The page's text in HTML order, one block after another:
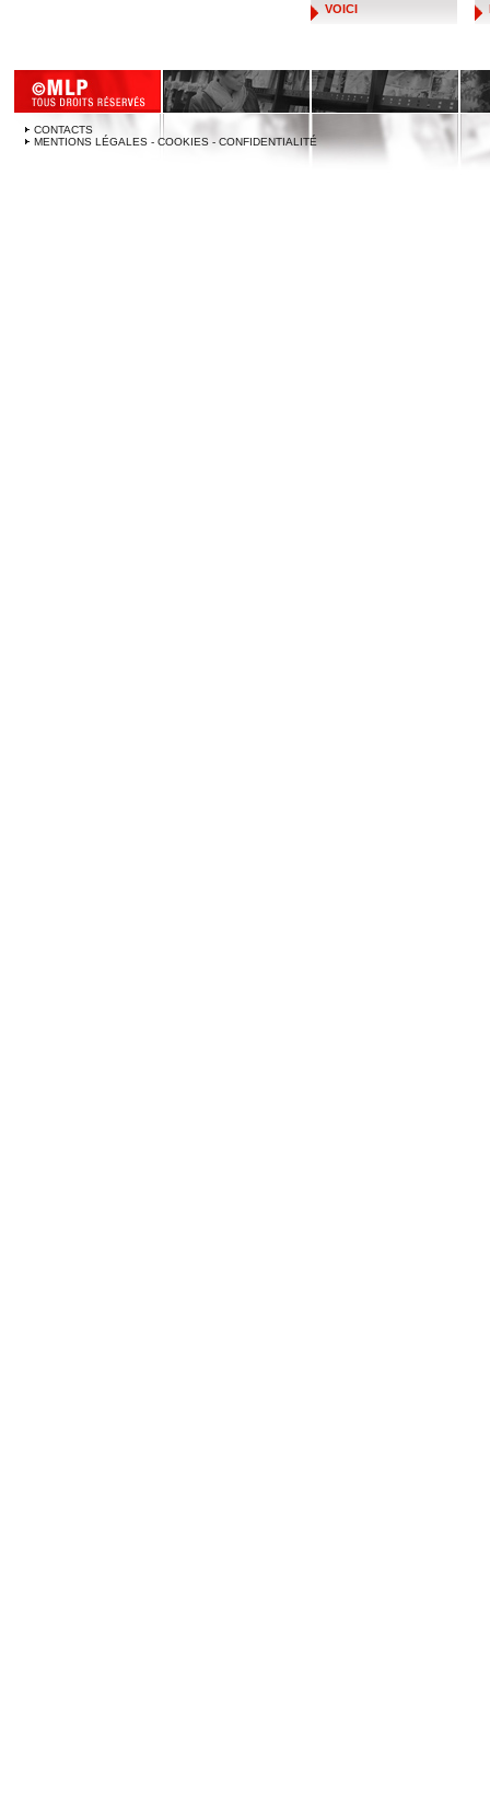
VOICI
CONTACTS
MENTIONS LÉGALES - COOKIES - CONFIDENTIALITÉ